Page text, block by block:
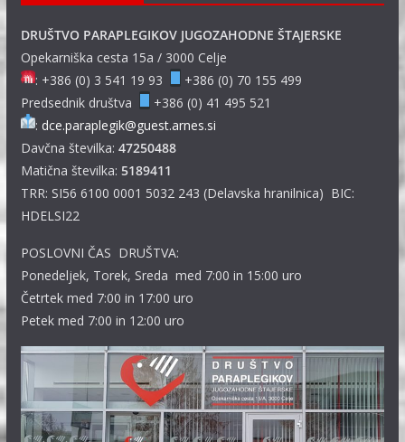
DRUŠTVO PARAPLEGIKOV JUGOZAHODNE ŠTAJERSKE
Opekarniška cesta 15a / 3000 Celje
: +386 (0) 3 541 19 93
+386 (0) 70 155 499
Predsednik društva
+386 (0) 41 495 521
: dce.paraplegik@guest.arnes.si
Davčna številka: 47250488
Matična številka: 5189411
TRR: SI56 6100 0001 5032 243 (Delavska hranilnica) BIC:
HDELSI22
POSLOVNI ČAS DRUŠTVA:
Ponedeljek, Torek, Sreda med 7:00 in 15:00 uro
Četrtek med 7:00 in 17:00 uro
Petek med 7:00 in 12:00 uro